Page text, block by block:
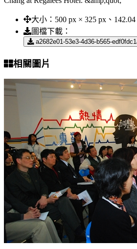
大小： 500 px × 325 px、
圖檔下載：
a2682e01-53e3-4d36-b565-
相關圖片